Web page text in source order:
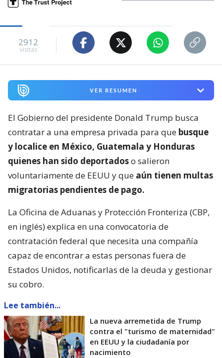
2912
visitas
VER RESUMEN
El Gobierno del presidente Donald Trump busca
contratar a una empresa privada para que busque
y localice en México, Guatemala y Honduras
quienes han sido deportadoso salieron
voluntariamente de EEUU y que aún tienen multas
migratorias pendientes de pago.
La Oficina de Aduanas y Protección Fronteriza (CBP,
en inglés) explica en una convocatoria de
contratación federal que necesita una compañía
capaz de encontrar a estas personas fuera de
Estados Unidos, notificarlas de la deuda y gestionar
su cobro.
Lee también...
La nueva arremetida de Trump
contra el "turismo de maternidad"
en EEUU y la ciudadanía por
nacimiento